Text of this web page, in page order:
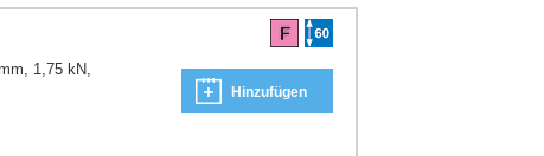
1,75 kN,
Hinzufügen